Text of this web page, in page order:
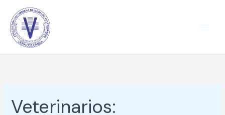
contenido
Veterinarios:
Veterinarios: